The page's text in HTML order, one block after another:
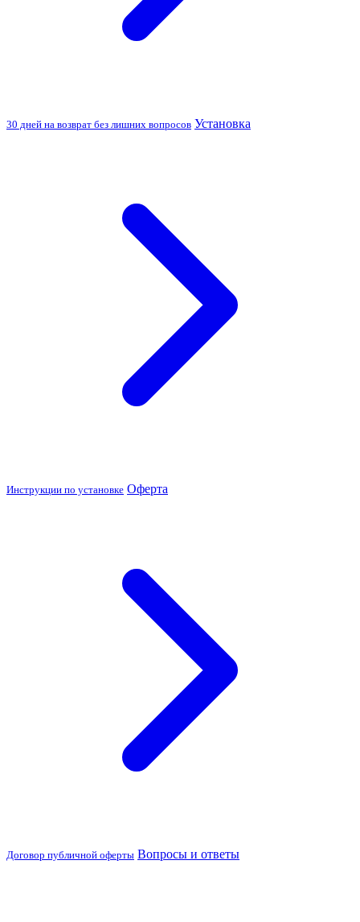
30 дней на возврат без лишних вопросов Установка
Инструкции по установке Оферта
Договор публичной оферты Вопросы и ответы